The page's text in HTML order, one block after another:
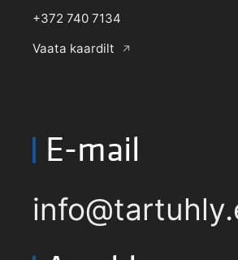
+372 740 7134
Vaata kaardilt
E-mail